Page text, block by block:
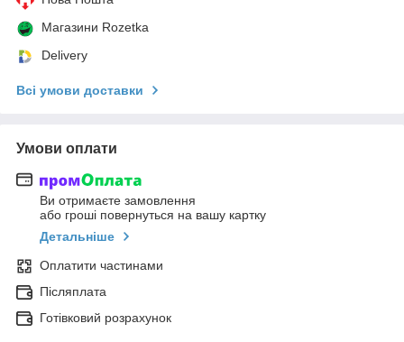
Магазини Rozetka
Delivery
Всі умови доставки
Умови оплати
Ви отримаєте замовлення
або гроші повернуться на вашу картку
Детальніше
Оплатити частинами
Післяплата
Готівковий розрахунок